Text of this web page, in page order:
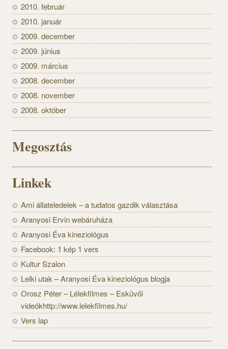
2010. február
2010. január
2009. december
2009. június
2009. március
2008. december
2008. november
2008. október
Megosztás
Linkek
Ami állateledelek – a tudatos gazdik választása
Aranyosi Ervin webáruháza
Aranyosi Éva kineziológus
Facebook: 1 kép 1 vers
Kultur Szalon
Lelki utak – Aranyosi Éva kineziológus blogja
Orosz Péter – Lélekfilmes – Esküvői
videókhttp://www.lelekfilmes.hu/
Vers lap